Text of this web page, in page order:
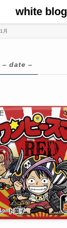
white blog
1月
– date –